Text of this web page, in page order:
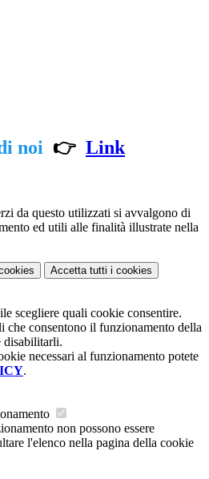
noi 👉 Link
da questo utilizzati si avvalgono di
ed utili alle finalità illustrate nella
Accetta tutti i cookies
scegliere quali cookie consentire.
che consentono il funzionamento della
disabilitarli.
necessari al funzionamento potete
.
non possono essere
l'elenco nella pagina della cookie